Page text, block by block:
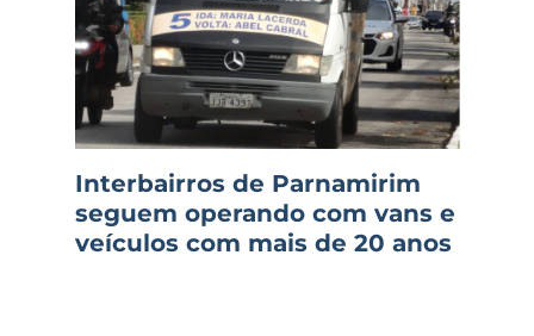
Interbairros de Parnamirim
seguem operando com vans e
veículos com mais de 20 anos